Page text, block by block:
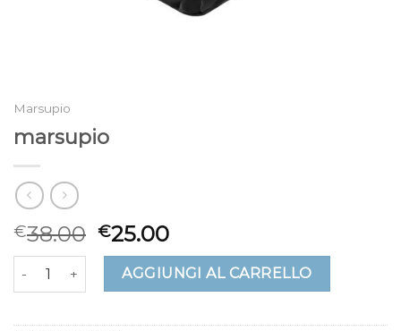
Marsupio
marsupio
€38.00 €25.00
marsupio quantitàAGGIUNGI AL CARRELLO